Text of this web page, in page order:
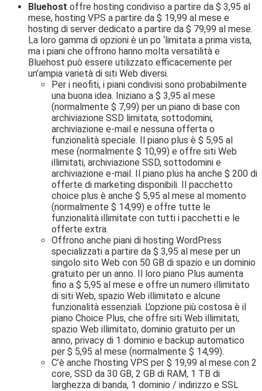
Bluehost offre hosting condiviso a partire da $ 3,95 al
mese, hosting VPS a partire da $ 19,99 al mese e
hosting di server dedicato a partire da $ 79,99 al mese.
La loro gamma di opzioni è un po ‘limitata a prima vista,
ma i piani che offrono hanno molta versatilità e
Bluehost può essere utilizzato efficacemente per
un’ampia varietà di siti Web diversi.
Per i neofiti, i piani condivisi sono probabilmente
una buona idea. Iniziano a $ 3,95 al mese
(normalmente $ 7,99) per un piano di base con
archiviazione SSD limitata, sottodomini,
archiviazione e-mail e nessuna offerta o
funzionalità speciale. Il piano plus è $ 5,95 al
mese (normalmente $ 10,99) e offre siti Web
illimitati, archiviazione SSD, sottodomini e
archiviazione e-mail. Il piano plus ha anche $ 200 di
offerte di marketing disponibili. Il pacchetto
choice plus è anche $ 5,95 al mese al momento
(normalmente $ 14,99) e offre tutte le
funzionalità illimitate con tutti i pacchetti e le
offerte extra.
Offrono anche piani di hosting WordPress
specializzati a partire da $ 3,95 al mese per un
singolo sito Web con 50 GB di spazio e un dominio
gratuito per un anno. Il loro piano Plus aumenta
fino a $ 5,95 al mese e offre un numero illimitato
di siti Web, spazio Web illimitato e alcune
funzionalità essenziali. L’opzione più costosa è il
piano Choice Plus, che offre siti Web illimitati,
spazio Web illimitato, dominio gratuito per un
anno, privacy di 1 dominio e backup automatico
per $ 5,95 al mese (normalmente $ 14,99).
C’è anche l’hosting VPS per $ 19,99 al mese con 2
core, SSD da 30 GB, 2 GB di RAM, 1 TB di
larghezza di banda, 1 dominio / indirizzo e SSL